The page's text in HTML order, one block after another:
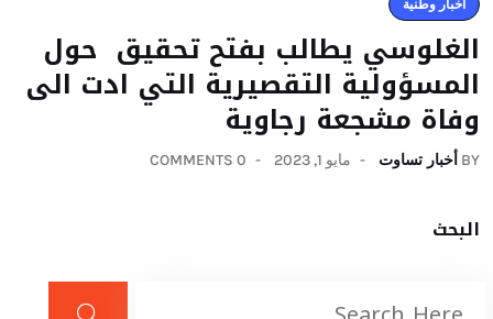
أخبار وطنية
الغلوسي يطالب بفتح تحقيق حول
المسؤولية التقصيرية التي ادت الى
وفاة مشجعة رجاوية
BY أخبار تساوت مايو 1, 2023 0 COMMENTS
البحث